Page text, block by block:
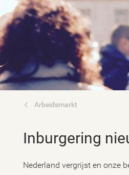
Arbeidsmarkt
Inburgering
Nederland vergrijst en onze